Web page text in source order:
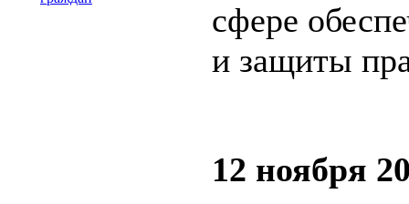
сфере
и защиты
12 ноября